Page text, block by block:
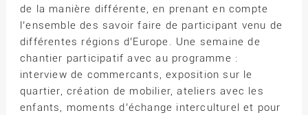
de la manière différente, en prenant en compte
l’ensemble des savoir faire de participant venu de
différentes régions d’Europe. Une semaine de
chantier participatif avec au programme :
interview de commercants, exposition sur le
quartier, création de mobilier, ateliers avec les
enfants, moments d’échange interculturel et pour